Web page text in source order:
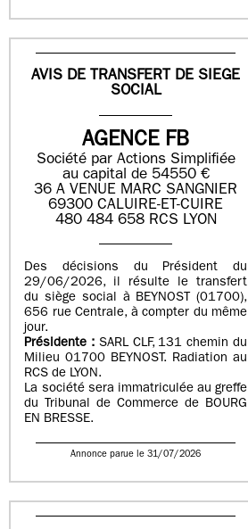
AVIS DE TRANSFERT DE SIEGE
SOCIAL
AGENCE FB
Société par Actions Simplifiée
au capital de 54550 €
36 A VENUE MARC SANGNIER
69300 CALUIRE-ET-CUIRE
480 484 658 RCS LYON
Des décisions du Président du
29/06/2026, il résulte le transfert
du siège social à BEYNOST (01700),
656 rue Centrale, à compter du même
jour.
Présidente : SARL CLF, 131 chemin du
Milieu 01700 BEYNOST. Radiation au
RCS de LYON.
La société sera immatriculée au greffe
du Tribunal de Commerce de BOURG
EN BRESSE.
Annonce parue le 31/07/2026